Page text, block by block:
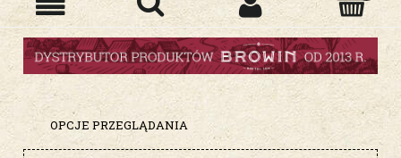
OPCJE PRZEGLĄDANIA